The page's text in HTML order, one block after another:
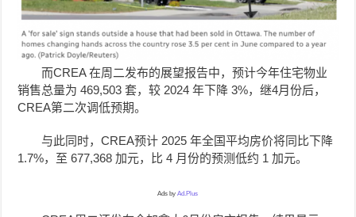
而CREA 在周二发布的展望报告中，预计今年住宅物业
销售总量为 469,503 套，较 2024 年下降 3%，继4月份后，
CREA第二次调低预期。
与此同时，CREA预计 2025 年全国平均房价将同比下降
1.7%，至 677,368 加元，比 4 月份的预测低约 1 加元。
Ads byAd.Plus